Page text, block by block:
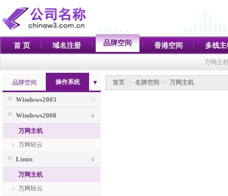
首 页 域名注册 品牌空间 香港空间 多线主
万网主
品牌空间 操作系统 ▼
>
Windows2003
∨
Windows2008
万网主机
万网轻云
∨
Linux
万网主机
万网轻云
首页 >> 名牌空间 >> 万网主机